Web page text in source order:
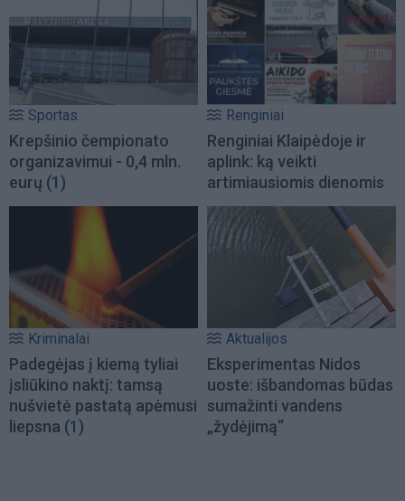
Sportas
Krepšinio čempionato
organizavimui - 0,4 mln.
eurų (1)
Renginiai
Renginiai Klaipėdoje ir
aplink: ką veikti
artimiausiomis dienomis
Kriminalai
Padegėjas į kiemą tyliai
įsliūkino naktį: tamsą
nušvietė pastatą apėmusi
liepsna (1)
Aktualijos
Eksperimentas Nidos
uoste: išbandomas būdas
sumažinti vandens
„žydėjimą“